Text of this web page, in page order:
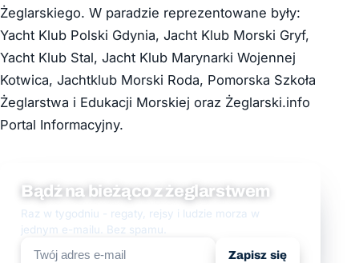
Żeglarskiego. W paradzie reprezentowane były:
Yacht Klub Polski Gdynia, Jacht Klub Morski Gryf,
Yacht Klub Stal, Jacht Klub Marynarki Wojennej
Kotwica, Jachtklub Morski Roda, Pomorska Szkoła
Żeglarstwa i Edukacji Morskiej oraz Żeglarski.info
Portal Informacyjny.
Bądź na bieżąco z żeglarstwem
Raz w tygodniu - regaty, rejsy i ludzie morza w
jednym e-mailu. Bez spamu.
Zapisz się